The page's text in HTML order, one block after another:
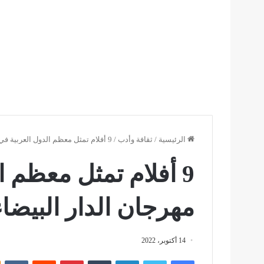
الرئيسية / ثقافة وأدب / 9 أفلام تمثل معظم الدول العربية في مهرجان الدار البيضاء للفيلم العربي
9 أفلام تمثل
مهرجان الدار
14 أكتوبر، 2022
فيسبوك تويتر لينكدإن بينتيريست